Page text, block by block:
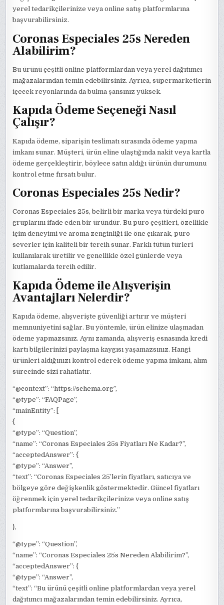
yerel tedarikçilerinize veya online satış platformlarına
başvurabilirsiniz.
Coronas Especiales 25s Nereden
Alabilirim?
Bu ürünü çeşitli online platformlardan veya yerel dağıtımcı
mağazalarından temin edebilirsiniz. Ayrıca, süpermarketlerin
içecek reyonlarında da bulma şansınız yüksek.
Kapıda Ödeme Seçeneği Nasıl
Çalışır?
Kapıda ödeme, siparişin teslimatı sırasında ödeme yapma
imkanı sunar. Müşteri, ürün eline ulaştığında nakit veya kartla
ödeme gerçekleştirir, böylece satın aldığı ürünün durumunu
kontrol etme fırsatı bulur.
Coronas Especiales 25s Nedir?
Coronas Especiales 25s, belirli bir marka veya türdeki puro
gruplarını ifade eden bir üründür. Bu puro çeşitleri, özellikle
içim deneyimi ve aroma zenginliği ile öne çıkarak, puro
severler için kaliteli bir tercih sunar. Farklı tütün türleri
kullanılarak üretilir ve genellikle özel günlerde veya
kutlamalarda tercih edilir.
Kapıda Ödeme ile Alışverişin
Avantajları Nelerdir?
Kapıda ödeme, alışverişte güvenliği artırır ve müşteri
memnuniyetini sağlar. Bu yöntemle, ürün elinize ulaşmadan
ödeme yapmazsınız. Aynı zamanda, alışveriş esnasında kredi
kartı bilgilerinizi paylaşma kaygısı yaşamazsınız. Hangi
ürünleri aldığınızı kontrol ederek ödeme yapma imkanı, alım
sürecinde sizi rahatlatır.
“@context”: “https://schema.org”,
“@type”: “FAQPage”,
“mainEntity”: [
{
“@type”: “Question”,
“name”: “Coronas Especiales 25s Fiyatları Ne Kadar?”,
“acceptedAnswer”: {
“@type”: “Answer”,
“text”: “Coronas Especiales 25’lerin fiyatları, satıcıya ve
bölgeye göre değişkenlik göstermektedir. Güncel fiyatları
öğrenmek için yerel tedarikçilerinize veya online satış
platformlarına başvurabilirsiniz.”
},
“@type”: “Question”,
“name”: “Coronas Especiales 25s Nereden Alabilirim?”,
“acceptedAnswer”: {
“@type”: “Answer”,
“text”: “Bu ürünü çeşitli online platformlardan veya yerel
dağıtımcı mağazalarından temin edebilirsiniz. Ayrıca,